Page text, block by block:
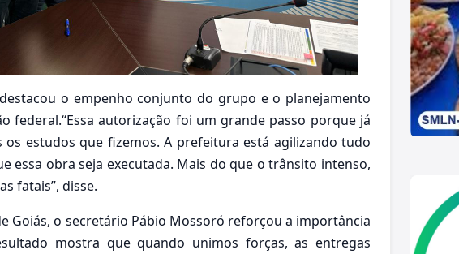
o empenho conjunto do grupo e o planejamento
federal.“Essa autorização foi um grande passo porque já
os estudos que fizemos. A prefeitura está agilizando tudo
essa obra seja executada. Mais do que o trânsito intenso,
fatais”, disse.
Goiás, o secretário Pábio Mossoró reforçou a importância
mostra que quando unimos forças, as entregas